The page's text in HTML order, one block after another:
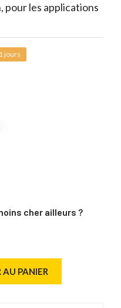
les applications
jours
cher ailleurs ?
PANIER